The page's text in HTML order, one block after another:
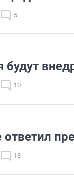
5
10
13